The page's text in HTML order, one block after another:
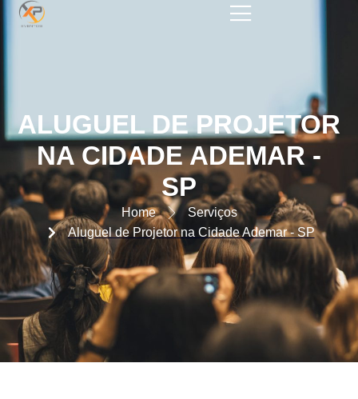
ALUGUEL DE PROJETOR
NA CIDADE ADEMAR -
SP
Home
Serviços
Aluguel de Projetor na Cidade Ademar - SP